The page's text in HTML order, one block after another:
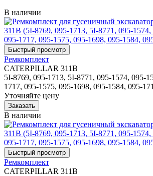
В наличии
Ремкомплект
CATERPILLAR 311B
5I-8769, 095-1713, 5I-8771, 095-1574, 095-
1717, 095-1575, 095-1698, 095-1584, 095-
Уточняйте цену
В наличии
Ремкомплект
CATERPILLAR 311B